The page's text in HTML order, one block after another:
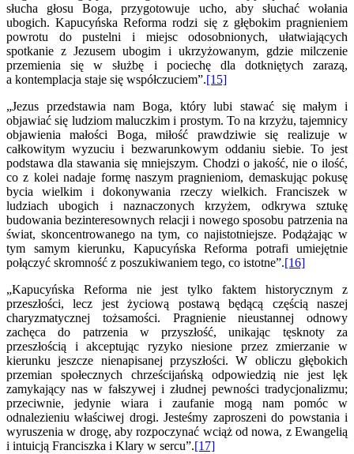
słucha głosu Boga, przygotowuje ucho, aby słuchać wołania
ubogich. Kapucyńska Reforma rodzi się z głębokim pragnieniem
powrotu do pustelni i miejsc odosobnionych, ułatwiających
spotkanie z Jezusem ubogim i ukrzyżowanym, gdzie milczenie
przemienia się w służbę i pociechę dla dotkniętych zarazą,
a kontemplacja staje się współczuciem”.[15]
„Jezus przedstawia nam Boga, który lubi stawać się małym i
objawiać się ludziom maluczkim i prostym. To na krzyżu, tajemnicy
objawienia małości Boga, miłość prawdziwie się realizuje w
całkowitym wyzuciu i bezwarunkowym oddaniu siebie. To jest
podstawa dla stawania się mniejszym. Chodzi o jakość, nie o ilość,
co z kolei nadaje formę naszym pragnieniom, demaskując pokusę
bycia wielkim i dokonywania rzeczy wielkich. Franciszek w
ludziach ubogich i naznaczonych krzyżem, odkrywa sztukę
budowania bezinteresownych relacji i nowego sposobu patrzenia na
świat, skoncentrowanego na tym, co najistotniejsze. Podążając w
tym samym kierunku, Kapucyńska Reforma potrafi umiejętnie
połączyć skromność z poszukiwaniem tego, co istotne”.[16]
„Kapucyńska Reforma nie jest tylko faktem historycznym z
przeszłości, lecz jest życiową postawą będącą częścią naszej
charyzmatycznej tożsamości. Pragnienie nieustannej odnowy
zachęca do patrzenia w przyszłość, unikając tęsknoty za
przeszłością i akceptując ryzyko niesione przez zmierzanie w
kierunku jeszcze nienapisanej przyszłości. W obliczu głębokich
przemian społecznych chrześcijańską odpowiedzią nie jest lęk
zamykający nas w fałszywej i złudnej pewności tradycjonalizmu;
przeciwnie, jedynie wiara i zaufanie mogą nam pomóc w
odnalezieniu właściwej drogi. Jesteśmy zaproszeni do powstania i
wyruszenia w drogę, aby rozpoczynać wciąż od nowa, z Ewangelią
i intuicją Franciszka i Klary w sercu”.[17]